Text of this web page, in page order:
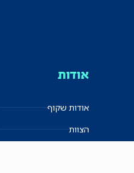
אודות
אודות שקוף
הצוות